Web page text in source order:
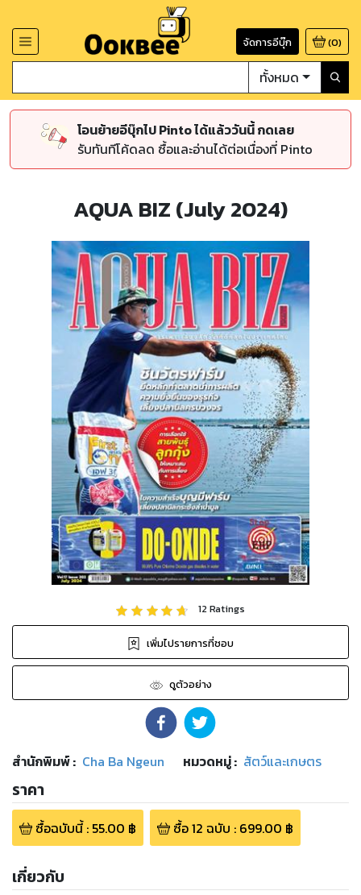
จัดการอีบุ๊ก (0)
ทั้งหมด
โอนย้ายอีบุ๊กไป Pinto ได้แล้ววันนี้ กดเลย
รับทันทีโค้ดลด ซื้อและอ่านได้ต่อเนื่องที่ Pinto
AQUA BIZ (July 2024)
12Ratings
เพิ่มไปรายการที่ชอบ
ดูตัวอย่าง
สำนักพิมพ์: Cha Ba Ngeun หมวดหมู่: สัตว์และเกษตร
ราคา
ซื้อฉบับนี้: 55.00 ฿ ซื้อ12 ฉบับ : 699.00 ฿
เกี่ยวกับ